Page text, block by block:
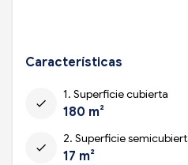
Características
check
1. Superficie cubierta
180 m²
check
2. Superficie
17 m²